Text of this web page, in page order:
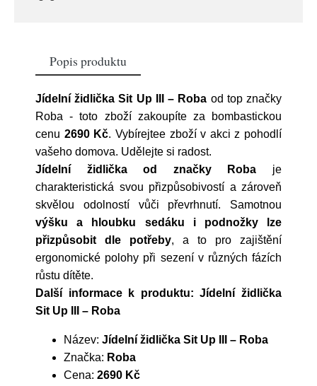
Popis produktu
Jídelní židlička Sit Up III – Roba od top značky
Roba - toto zboží zakoupíte za bombastickou
cenu 2690 Kč. Vybírejtee zboží v akci z pohodlí
vašeho domova. Udělejte si radost.
Jídelní židlička od značky Roba je
charakteristická svou přizpůsobivostí a zároveň
skvělou odolností vůči převrhnutí. Samotnou
výšku a hloubku sedáku i podnožky lze
přizpůsobit dle potřeby, a to pro zajištění
ergonomické polohy při sezení v různých fázích
růstu dítěte.
Další informace k produktu: Jídelní židlička
Sit Up III – Roba
Název: Jídelní židlička Sit Up III – Roba
Značka: Roba
Cena: 2690 Kč